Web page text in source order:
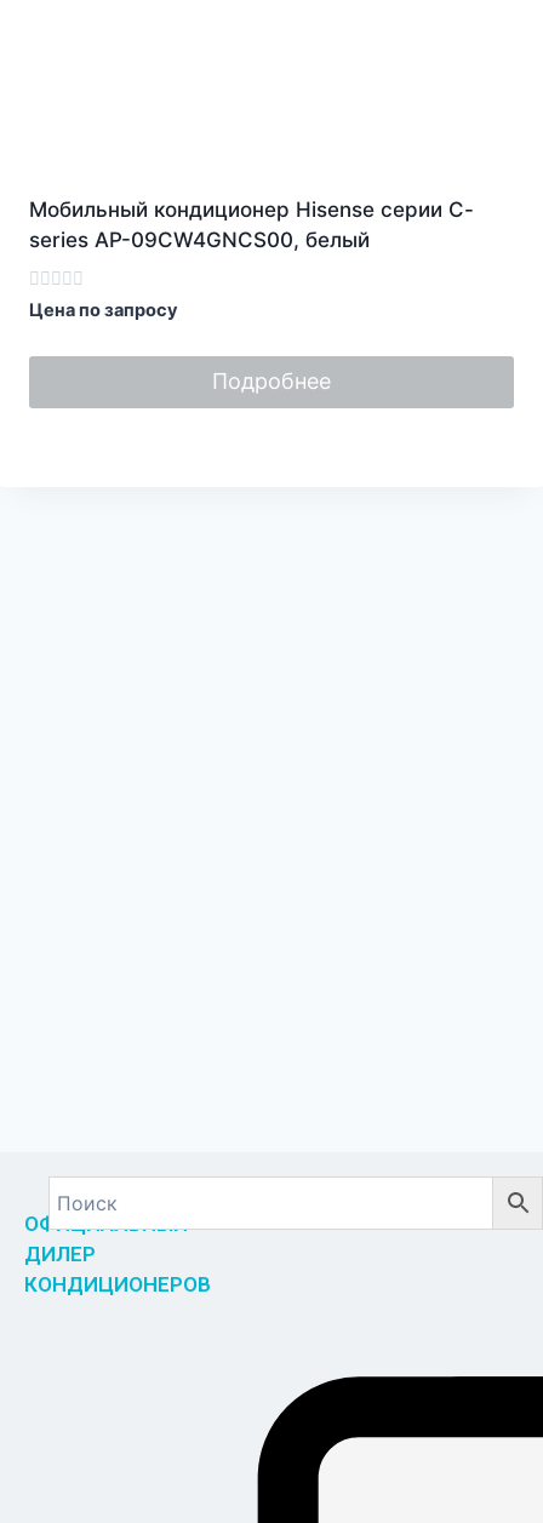
Мобильный кондиционер Hisense серии C-
series AP-09CW4GNCS00, белый
Оценка
0
5
Цена по запросу
Подробнее
ОФИЦИАЛЬНЫЙ
ДИЛЕР
КОНДИЦИОНЕРОВ